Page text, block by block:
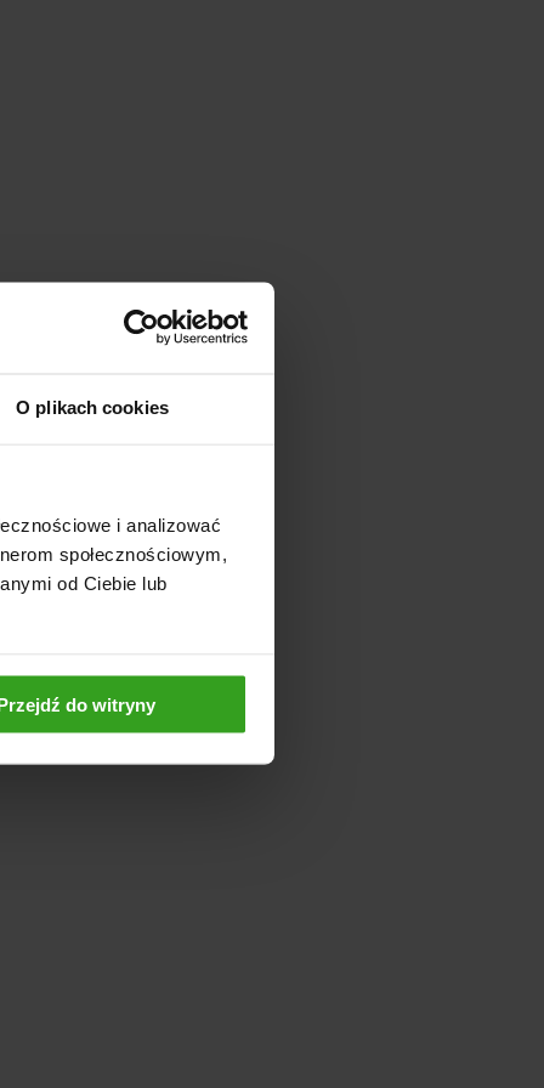
O plikach cookies
i analizować
społecznościowym,
od Ciebie lub
do witryny